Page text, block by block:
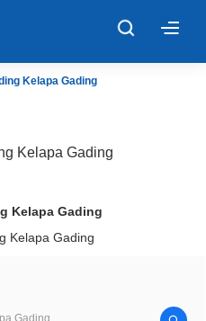
Kelapa Gading
Kelapa Gading
Kelapa Gading